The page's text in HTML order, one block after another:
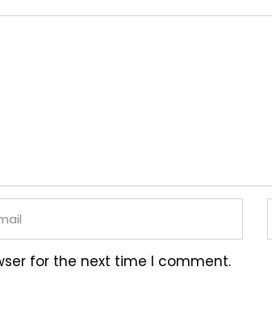
for the next time I comment.